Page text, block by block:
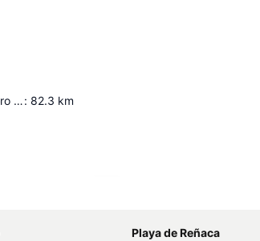
Aeropuerto Internacional Comodoro Arturo Merino Benítez: 82.3 km
Playa de Reñaca